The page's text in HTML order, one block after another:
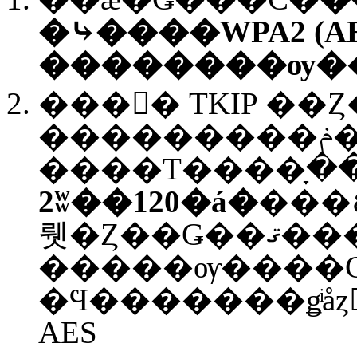
�⤷����WPA2
��������ѹ�
���򤨤� TKIP
���������ݥ���ȤΰŹ沽
2ʬ��120�á����٤��ͤ��ѹ����Ʋ�����������ˤ�ꡤ��Ŧ����Ƥ����ȼ����αƶ�����򤹤
뤳�Ȥ��Ǥ��ޤ���
AES